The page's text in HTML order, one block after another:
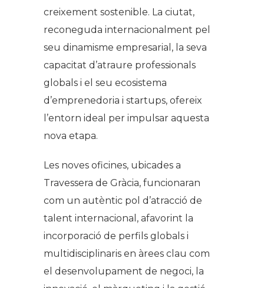
creixement sostenible. La ciutat,
reconeguda internacionalment pel
seu dinamisme empresarial, la seva
capacitat d’atraure professionals
globals i el seu ecosistema
d’emprenedoria i startups, ofereix
l’entorn ideal per impulsar aquesta
nova etapa.
Les noves oficines, ubicades a
Travessera de Gràcia, funcionaran
com un autèntic pol d’atracció de
talent internacional, afavorint la
incorporació de perfils globals i
multidisciplinaris en àrees clau com
el desenvolupament de negoci, la